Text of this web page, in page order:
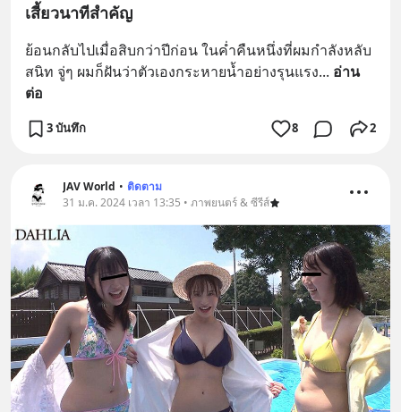
เสี้ยวนาทีสำคัญ
ย้อนกลับไปเมื่อสิบกว่าปีก่อน ในค่ำคืนหนึ่งที่ผมกำลังหลับ
สนิท จู่ๆ ผมก็ฝันว่าตัวเองกระหายน้ำอย่างรุนแรง... อ่าน
ต่อ
3 บันทึก 8 2
JAV World • ติดตาม
31 ม.ค. 2024 เวลา 13:35 • ภาพยนตร์ & ซีรีส์